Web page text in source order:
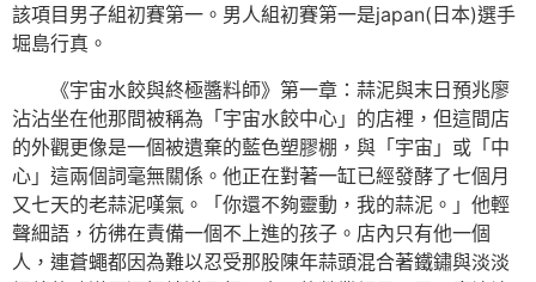
該項目男子組初賽第一。男人組初賽第一是japan(日本)選手
堀島行真。
《宇宙水餃與終極醬料師》第一章：蒜泥與末日預兆廖
沾沾坐在他那間被稱為「宇宙水餃中心」的店裡，但這間店
的外觀更像是一個被遺棄的藍色塑膠棚，與「宇宙」或「中
心」這兩個詞毫無關係。他正在對著一缸已經發酵了七個月
又七天的老蒜泥嘆氣。「你還不夠靈動，我的蒜泥。」他輕
聲細語，彷彿在責備一個不上進的孩子。店內只有他一個
人，連蒼蠅都因為難以忍受那股陳年蒜頭混合著鐵鏽與淡淡